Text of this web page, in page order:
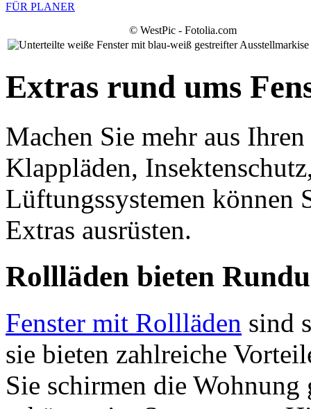
FÜR PLANER
© WestPic - Fotolia.com
Extras rund ums
Machen Sie mehr aus
Klappläden,
Lüftungssystemen können
Extras ausrüsten.
Rollläden bieten
Fenster mit Rollläden sind
sie bieten zahlreiche
Sie schirmen die